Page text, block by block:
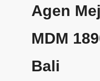
Agen
MDM
Bali